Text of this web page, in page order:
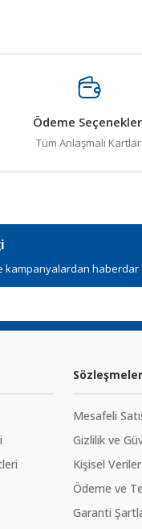
Yorum Yaz
Ödeme
Tüm Anlaşmalı Kartlar
kampanyalardan haberdar
Sözleşmeler
Mesafeli
Gizlilik ve
Kişisel
Ödeme ve
Garanti